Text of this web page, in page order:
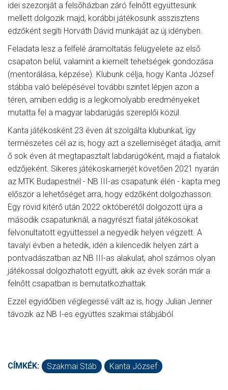
idei szezonját a felsőházban záró felnőtt együttesünk
mellett dolgozik majd, korábbi játékosunk asszisztens
edzőként segíti Horváth Dávid munkáját az új idényben.
Feladata lesz a felfelé áramoltatás felügyelete az első
csapaton belül, valamint a kiemelt tehetségek gondozása
(mentorálása, képzése). Klubunk célja, hogy Kanta József
stábba való belépésével további szintet lépjen azon a
téren, amiben eddig is a legkomolyabb eredményeket
mutatta fel a magyar labdarúgás szereplői közül.
Kanta játékosként 23 éven át szolgálta klubunkat, így
természetes cél az is, hogy azt a szellemiséget átadja, amit
ő sok éven át megtapasztalt labdarúgóként, majd a fiatalok
edzőjeként. Sikeres játékoskarrierjét követően 2021 nyarán
az MTK Budapestnél - NB III-as csapatunk élén - kapta meg
először a lehetőséget arra, hogy edzőként dolgozhasson.
Egy rövid kitérő után 2022 októberétől dolgozott újra a
második csapatunknál, a nagyrészt fiatal játékosokat
felvonultatott együttessel a negyedik helyen végzett. A
tavalyi évben a hetedik, idén a kilencedik helyen zárt a
pontvadászatban az NB III-as alakulat, ahol számos olyan
játékossal dolgozhatott együtt, akik az évek során már a
felnőtt csapatban is bemutatkozhattak.
Ezzel egyidőben véglegessé vált az is, hogy Julian Jenner
távozik az NB I-es együttes szakmai stábjából.
CÍMKÉK: Szakmai Stáb Kanta József